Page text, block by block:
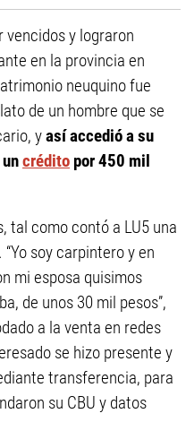
vencidos y lograron
en la provincia en
neuquino fue
de un hombre que se
yasí accedió a su
crédito por 450 mil
tal como contó a LU5 una
soy carpintero y en
mi esposa quisimos
de unos 30 mil pesos”,
a la venta en redes
se hizo presente y
transferencia, para
su CBU y datos